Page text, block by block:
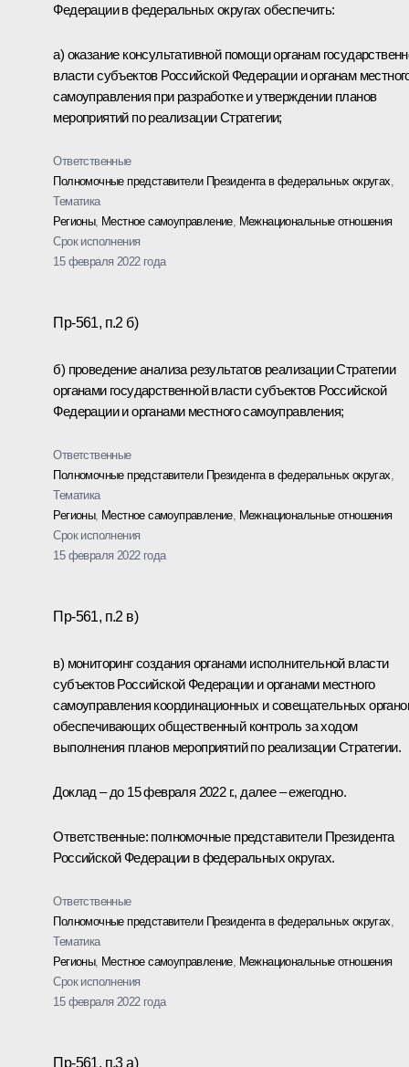
Федерации в федеральных округах обеспечить:
а) оказание консультативной помощи органам
власти субъектов Российской Федерации и органам
самоуправления при разработке и утверждении планов
мероприятий по реализации Стратегии;
Ответственные
Полномочные представители Президента в федеральных округах
Тематика
Регионы, Местное самоуправление, Межнациональные отношения
Срок исполнения
15 февраля 2022 года
Пр-561, п.2 б)
б) проведение анализа результатов реализации Стратегии
органами государственной власти субъектов Российской
Федерации и органами местного самоуправления;
Ответственные
Полномочные представители Президента в федеральных округах
Тематика
Регионы, Местное самоуправление, Межнациональные отношения
Срок исполнения
15 февраля 2022 года
Пр-561, п.2 в)
в) мониторинг создания органами исполнительной власти
субъектов Российской Федерации и органами местного
самоуправления координационных и совещательных
обеспечивающих общественный контроль за ходом
выполнения планов мероприятий по реализации Стратегии.
Доклад – до 15 февраля 2022 г., далее – ежегодно.
Ответственные: полномочные представители Президента
Российской Федерации в федеральных округах.
Ответственные
Полномочные представители Президента в федеральных округах
Тематика
Регионы, Местное самоуправление, Межнациональные отношения
Срок исполнения
15 февраля 2022 года
Пр-561, п.3 а)